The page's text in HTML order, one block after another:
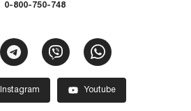
0-800-750-748
Instagram Youtube